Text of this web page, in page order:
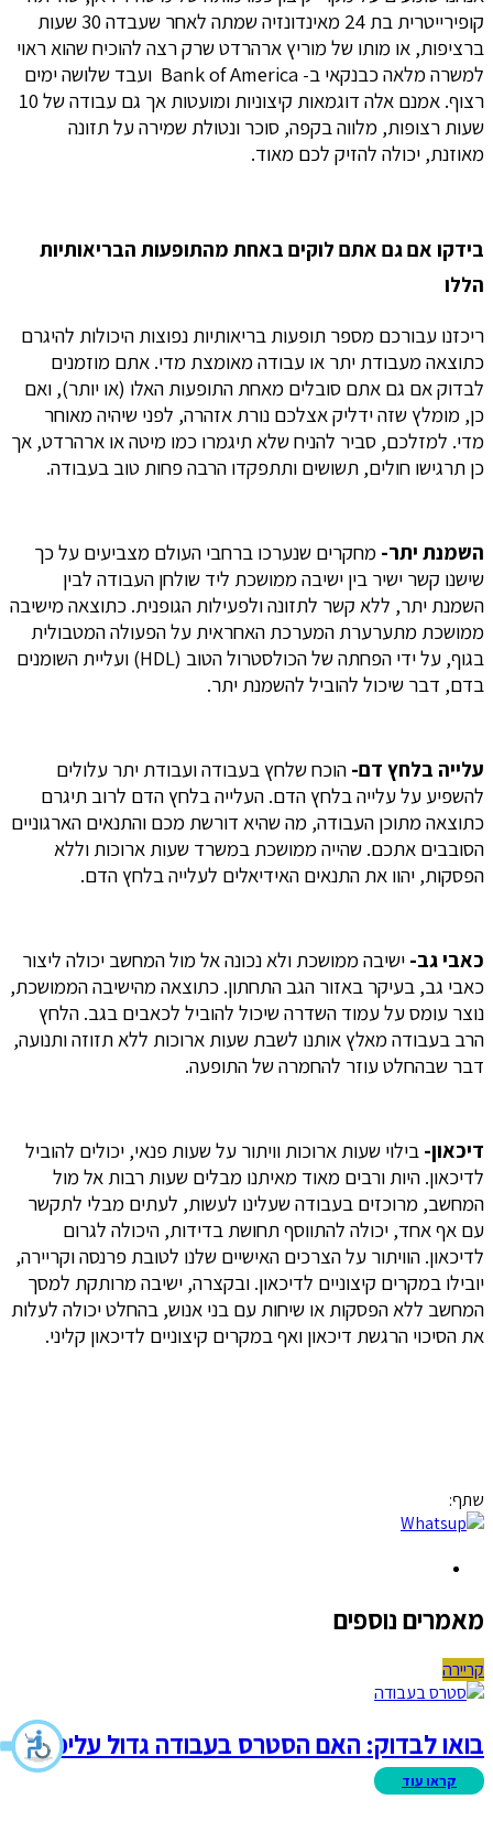
קופירייטרית בת 24 מאינדונזיה שמתה לאחר שעבדה 30 שעות
ברציפות, או מותו של מוריץ ארהרדט שרק רצה להוכיח שהוא ראוי
למשרה מלאה כבנקאי ב- Bank of America ועבד שלושה ימים
רצוף. אמנם אלה דוגמאות קיצוניות ומועטות אך גם עבודה של 10
שעות רצופות, מלווה בקפה, סוכר ונטולת שמירה על תזונה
מאוזנת, יכולה להזיק לכם מאוד.
בידקו אם גם אתם לוקים באחת מהתופעות הבריאותיות
הללו
ריכזנו עבורכם מספר תופעות בריאותיות נפוצות היכולות להיגרם
כתוצאה מעבודת יתר או עבודה מאומצת מדי. אתם מוזמנים
לבדוק אם גם אתם סובלים מאחת התופעות האלו (או יותר), ואם
כן, מומלץ שזה ידליק אצלכם נורת אזהרה, לפני שיהיה מאוחר
מדי. למזלכם, סביר להניח שלא תיגמרו כמו מיטה או ארהרדט, אך
כן תרגישו חולים, תשושים ותתפקדו הרבה פחות טוב בעבודה.
השמנת יתר- מחקרים שנערכו ברחבי העולם מצביעים על כך
שישנו קשר ישיר בין ישיבה ממושכת ליד שולחן העבודה לבין
השמנת יתר, ללא קשר לתזונה ולפעילות הגופנית. כתוצאה מישיבה
ממושכת מתערערת המערכת האחראית על הפעולה המטבולית
בגוף, על ידי הפחתה של הכולסטרול הטוב (HDL) ועליית השומנים
בדם, דבר שיכול להוביל להשמנת יתר.
עלייה בלחץ דם- הוכח שלחץ בעבודה ועבודת יתר עלולים
להשפיע על עלייה בלחץ הדם. העלייה בלחץ הדם לרוב תיגרם
כתוצאה מתוכן העבודה, מה שהיא דורשת מכם והתנאים הארגוניים
הסובבים אתכם. שהייה ממושכת במשרד שעות ארוכות וללא
הפסקות, יהוו את התנאים האידיאלים לעלייה בלחץ הדם.
כאבי גב- ישיבה ממושכת ולא נכונה אל מול המחשב יכולה ליצור
כאבי גב, בעיקר באזור הגב התחתון. כתוצאה מהישיבה הממושכת,
נוצר עומס על עמוד השדרה שיכול להוביל לכאבים בגב. הלחץ
הרב בעבודה מאלץ אותנו לשבת שעות ארוכות ללא תזוזה ותנועה,
דבר שבהחלט עוזר להחמרה של התופעה.
דיכאון- בילוי שעות ארוכות וויתור על שעות פנאי, יכולים להוביל
לדיכאון. היות ורבים מאוד מאיתנו מבלים שעות רבות אל מול
המחשב, מרוכזים בעבודה שעלינו לעשות, לעתים מבלי לתקשר
עם אף אחד, יכולה להתווסף תחושת בדידות, היכולה לגרום
לדיכאון. הוויתור על הצרכים האישיים שלנו לטובת פרנסה וקריירה,
יובילו במקרים קיצוניים לדיכאון. ובקצרה, ישיבה מרותקת למסך
המחשב ללא הפסקות או שיחות עם בני אנוש, בהחלט יכולה לעלות
את הסיכוי הרגשת דיכאון ואף במקרים קיצוניים לדיכאון קליני.
שתף:
מאמרים נוספים
קריירה
בואו לבדוק: האם הסטרס בעבודה גדול עליכם?